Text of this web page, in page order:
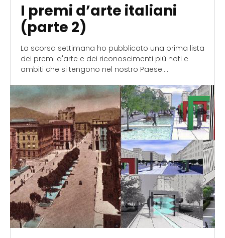
I premi d’arte italiani
(parte 2)
La scorsa settimana ho pubblicato una prima lista
dei premi d'arte e dei riconoscimenti più noti e
ambiti che si tengono nel nostro Paese....